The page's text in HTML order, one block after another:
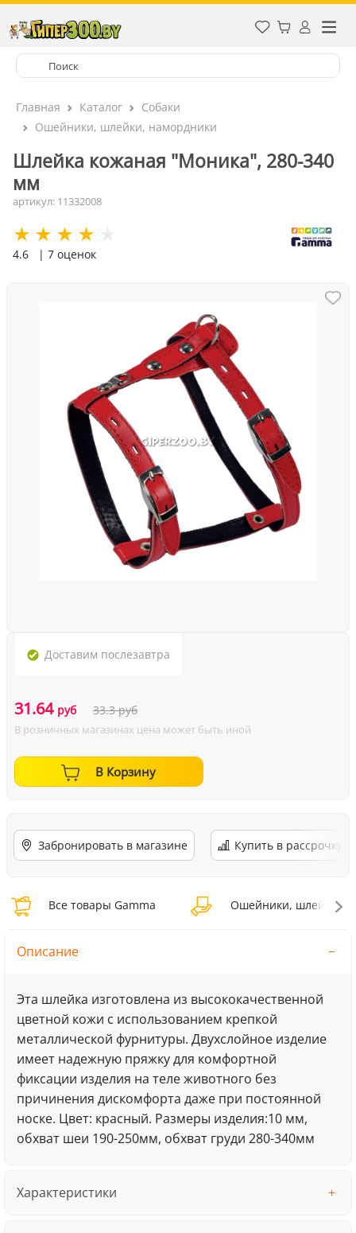
Главная Каталог
Собаки
Ошейники, шлейки, намордники
Шлейка кожаная "Моника", 280-340
мм
артикул: 11332008
4.6 | 7 оценок
Доставим послезавтра
31.64 руб 33.3руб
В розничных магазинах цена может быть иной
В Корзину
Забронировать в магазине Купить в рассрочку
Все товары Gamma Ошейники, шлейки,
Описание
Эта шлейка изготовлена из высококачественной
цветной кожи с использованием крепкой
металлической фурнитуры. Двухслойное изделие
имеет надежную пряжку для комфортной
фиксации изделия на теле животного без
причинения дискомфорта даже при постоянной
носке. Цвет: красный. Размеры изделия:10 мм,
обхват шеи 190-250мм, обхват груди 280-340мм
Характеристики